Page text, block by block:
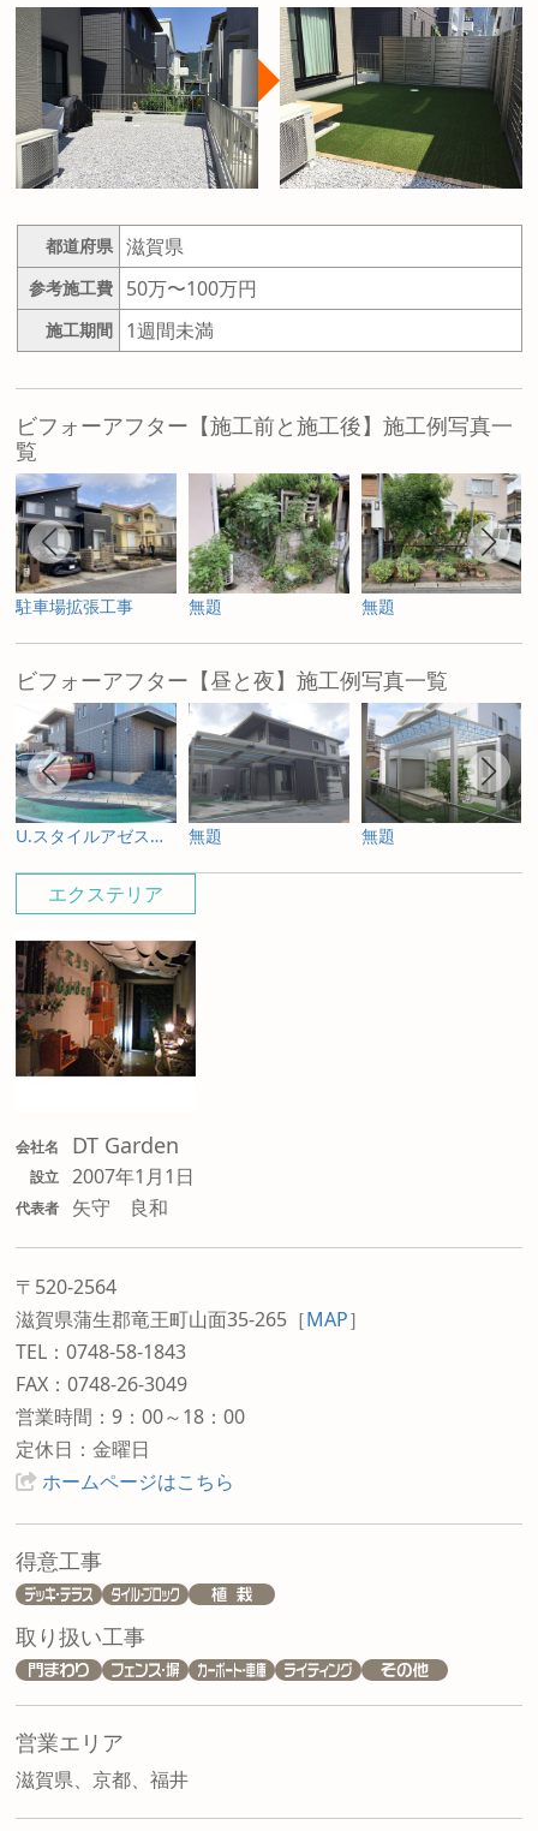
エクステリア
会社名 DT Garden
設立 2007年1月1日
代表者 矢守 良和
〒520-2564
滋賀県蒲生郡竜王町山面35-265 ［MAP］
TEL：0748-58-1843
FAX：0748-26-3049
営業時間：9：00～18：00
定休日：金曜日
ホームページはこちら
得意工事
取り扱い工事
営業エリア
滋賀県、京都、福井
都道府県 滋賀県
参考施工費 50万〜100万円
施工期間 1週間未満
ビフォーアフター【施工前と施工後】施工例写真一
覧
駐車場拡張工事 無題 無題
ビフォーアフター【昼と夜】施工例写真一覧
U.スタイルアゼスト プレミアムタイプ 無題 無題